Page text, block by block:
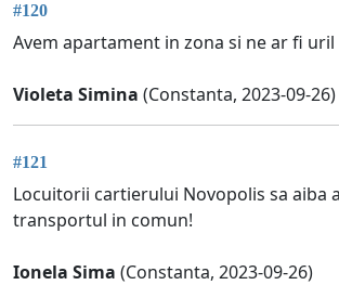
#120
Avem apartament in zona si ne ar fi uril
Violeta Simina (Constanta, 2023-09-26)
#121
Locuitorii cartierului Novopolis sa aiba
transportul in comun!
Ionela Sima (Constanta, 2023-09-26)